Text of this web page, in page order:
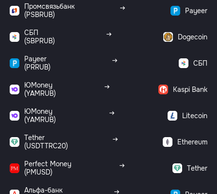
Промсвязьбанк
(PSBRUB)
Payeer
СБП
(SBPRUB)
Dogecoin
Payeer
(PRRUB)
СБП
ЮMoney
(YAMRUB)
Kaspi Bank
ЮMoney
(YAMRUB)
Litecoin
Tether
(USDTTRC20)
Ethereum
Perfect Money
(PMUSD)
Tether
Альфа-банк